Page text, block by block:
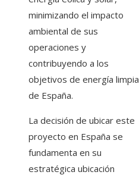
minimizando el impacto
ambiental de sus
operaciones y
contribuyendo a los
objetivos de energía limpia
de España.​
La decisión de ubicar este
proyecto en España se
fundamenta en su
estratégica ubicación